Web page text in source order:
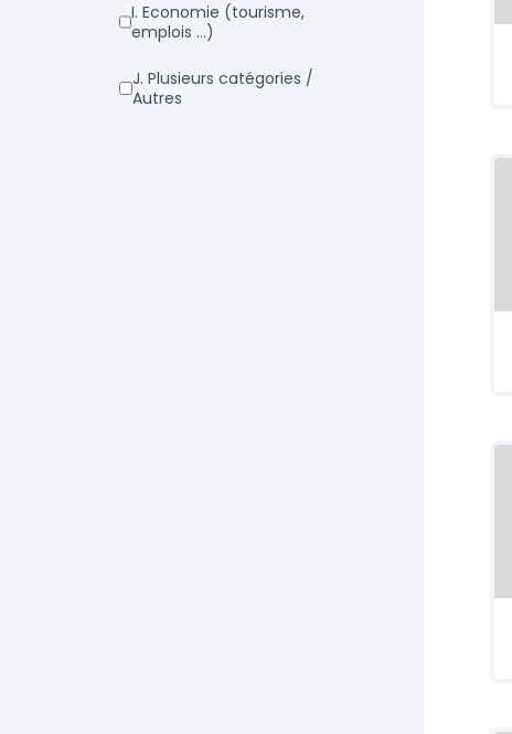
i. Economie (tourisme,
emplois ...)
j. Plusieurs catégories /
Autres